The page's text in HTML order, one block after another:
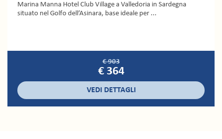
Marina Manna Hotel Club Village a Valledoria in Sardegna
situato nel Golfo dell’Asinara, base ideale per ...
€ 903
€ 364
VEDI DETTAGLI